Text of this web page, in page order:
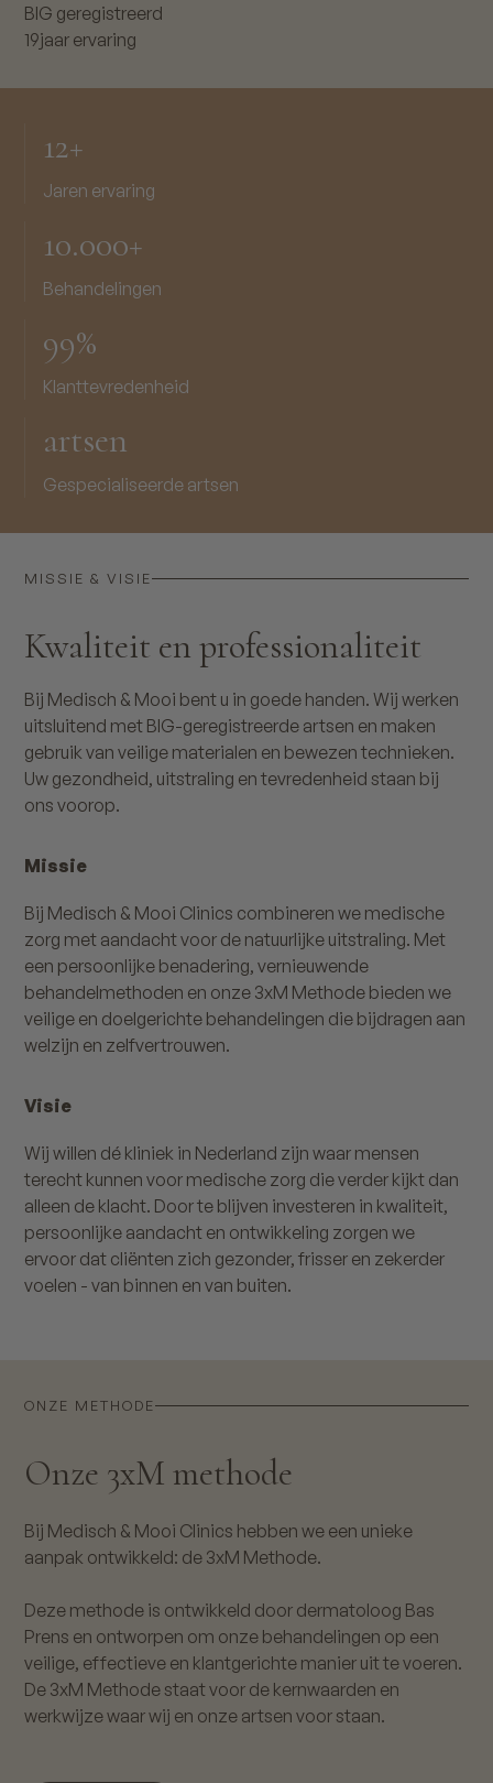
BIG geregistreerd
19jaar ervaring
12+
Jaren ervaring
10.000+
Behandelingen
99%
Klanttevredenheid
artsen
Gespecialiseerde artsen
MISSIE & VISIE
Kwaliteit en professionaliteit
Bij Medisch & Mooi bent u in goede handen. Wij werken
uitsluitend met BIG-geregistreerde artsen en maken
gebruik van veilige materialen en bewezen technieken.
Uw gezondheid, uitstraling en tevredenheid staan bij
ons voorop.
Missie
Bij Medisch & Mooi Clinics combineren we medische
zorg met aandacht voor de natuurlijke uitstraling. Met
een persoonlijke benadering, vernieuwende
behandelmethoden en onze 3xM Methode bieden we
veilige en doelgerichte behandelingen die bijdragen aan
welzijn en zelfvertrouwen.
Visie
Wij willen dé kliniek in Nederland zijn waar mensen
terecht kunnen voor medische zorg die verder kijkt dan
alleen de klacht. Door te blijven investeren in kwaliteit,
persoonlijke aandacht en ontwikkeling zorgen we
ervoor dat cliënten zich gezonder, frisser en zekerder
voelen - van binnen en van buiten.
ONZE METHODE
Onze 3xM methode
Bij Medisch & Mooi Clinics hebben we een unieke
aanpak ontwikkeld: de 3xM Methode.
Deze methode is ontwikkeld door dermatoloog Bas
Prens en ontworpen om onze behandelingen op een
veilige, effectieve en klantgerichte manier uit te voeren.
De 3xM Methode staat voor de kernwaarden en
werkwijze waar wij en onze artsen voor staan.